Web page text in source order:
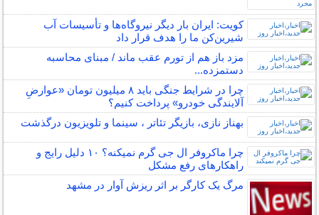
کویت: ایران بار دیگر نیروگاه‌ها و تأسیسات آب
شیرین‌کن ما را هدف قرار داد
مزد باز هم از تورم عقب ماند / مبنای محاسبه
دستمزده...
چرا در شرایط جنگی باید ۸ میلیون تومان «عوارضِ
آلایندگی خودرو» پرداخت کنیم؟
بهناز نازی، بازیگر تئاتر ، سینما و تلویزیون درگذشت
چرا ماکروفر ال جی گرم نمیکنه؟ ۱۰ دلیل رایج و
راهکارهای رفع مشکل
مرگ یک کارگر بر اثر ریزش آوار در مشهد